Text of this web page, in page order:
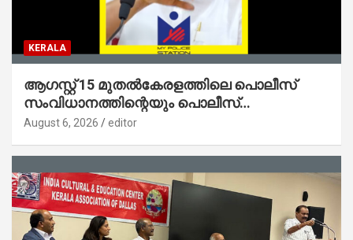
KERALA
ആഗസ്റ്റ് 15 മുതല്‍കേരളത്തിലെ പൊലീസ്
സംവിധാനത്തിന്റെയും പൊലീസ്
സ്റ്റേഷനുകളുടെയും മുഖഛായ മാറുകയാണ് :
August 6, 2026 editor